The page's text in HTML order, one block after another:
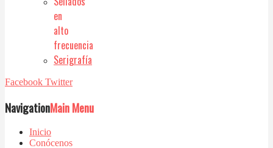
en
alto
frecuencia
Serigrafía
Facebook Twitter
NavigationMain Menu
Inicio
Conócenos